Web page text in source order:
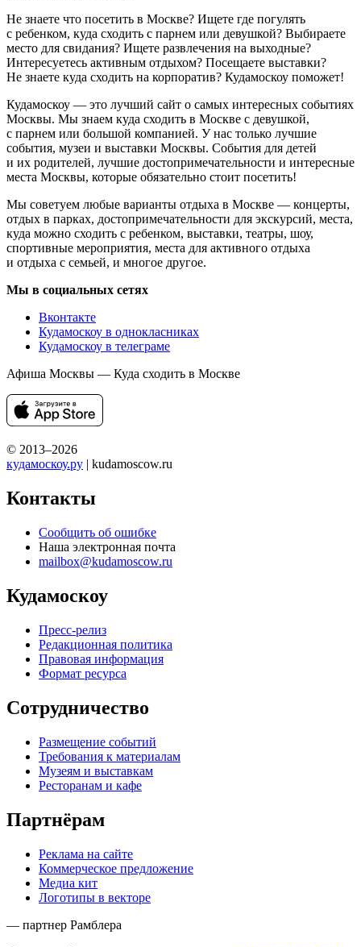
Не знаете что посетить в Москве? Ищете где погулять
с ребенком, куда сходить с парнем или девушкой? Выбираете
место для свидания? Ищете развлечения на выходные?
Интересуетесь активным отдыхом? Посещаете выставки?
Не знаете куда сходить на корпоратив? Кудамоскоу поможет!
Кудамоскоу — это лучший сайт о самых интересных событиях
Москвы. Мы знаем куда сходить в Москве с девушкой,
с парнем или большой компанией. У нас только лучшие
события, музеи и выставки Москвы. События для детей
и их родителей, лучшие достопримечательности и интересные
места Москвы, которые обязательно стоит посетить!
Мы советуем любые варианты отдыха в Москве — концерты,
отдых в парках, достопримечательности для экскурсий, места,
куда можно сходить с ребенком, выставки, театры, шоу,
спортивные мероприятия, места для активного отдыха
и отдыха с семьей, и многое другое.
Мы в социальных сетях
Вконтакте
Кудамоскоу в однокласниках
Кудамоскоу в телеграме
Афиша Москвы — Куда сходить в Москве
© 2013–2026
кудамоскоу.ру | kudamoscow.ru
Контакты
Сообщить об ошибке
Наша электронная почта
mailbox@kudamoscow.ru
Кудамоскоу
Пресс-релиз
Редакционная политика
Правовая информация
Формат ресурса
Сотрудничество
Размещение событий
Требования к материалам
Музеям и выставкам
Ресторанам и кафе
Партнёрам
Реклама на сайте
Коммерческое предложение
Медиа кит
Логотипы в векторе
— партнер Рамблера